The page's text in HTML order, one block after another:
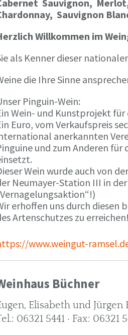
Sauvignon,
Sauvignon
Willkommen im
als Kenner dieser
die Ihre Sinne
Pinguin-Wein:
Wein- und Kunstprojekt
Euro, vom Verkaufspreis
anerkannten
und zum Anderen für
Wein wurde auch von
Neumayer-Station III in
erhoffen uns durch diesen
Artenschutzes zu erreichen!
www.weingut-
Büchner
Elisabeth und Jürgen
06321 5441 · Fax: